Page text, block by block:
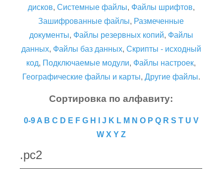
дисков, Системные файлы, Файлы шрифтов,
Зашифрованные файлы, Размеченные
документы, Файлы резервных копий, Файлы
данных, Файлы баз данных, Скрипты - исходный
код, Подключаемые модули, Файлы настроек,
Географические файлы и карты, Другие файлы.
Сортировка по алфавиту:
0-9 A B C D E F G H J K L M N O P Q R S T U V
W X Y Z
.pc2